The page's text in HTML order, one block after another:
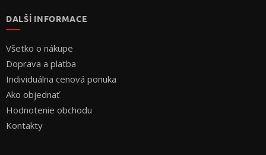
DALŠÍ INFORMACE
Všetko o nákupe
Doprava a platba
Individuálna cenová ponuka
Ako objednať
Hodnotenie obchodu
Kontakty